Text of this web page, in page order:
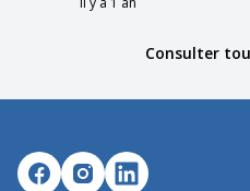
Consulter